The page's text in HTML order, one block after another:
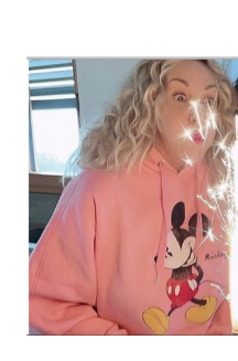
News Musica
News Spettacolo
Benessere
Casa